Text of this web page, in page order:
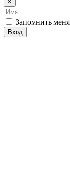
×
Имя
Запомнить меня
Вход